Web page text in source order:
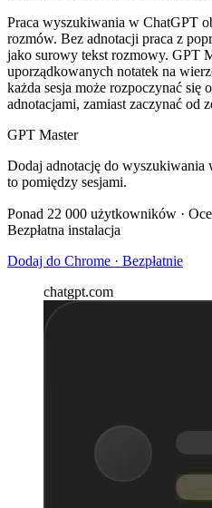
Praca wyszukiwania w ChatGPT
rozmów. Bez adnotacji praca z
jako surowy tekst rozmowy. GPT
uporządkowanych notatek na
każda sesja może rozpoczynać się
adnotacjami, zamiast zaczynać od
GPT Master
Dodaj adnotację do wyszukiwania
to pomiędzy sesjami.
Ponad 22 000 użytkowników ·
Bezpłatna instalacja
Dodaj do Chrome · Bezpłatnie
chatgpt.com